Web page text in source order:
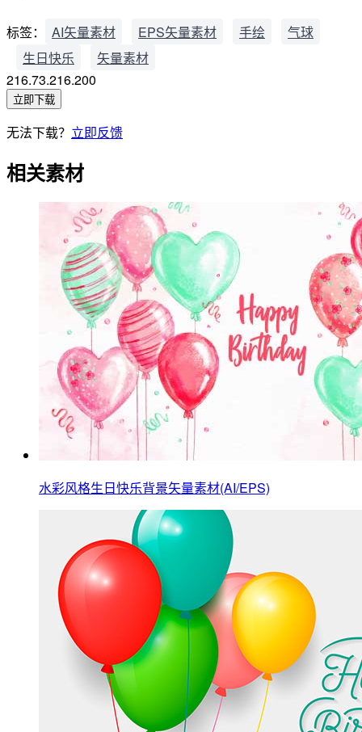
标签： AI矢量素材 EPS矢量素材 手绘
气球
生日快乐
矢量素材
216.73.216.200
立即下载
无法下载？ 立即反馈
相关素材
水彩风格生日快乐背景矢量素材(AI/EPS)